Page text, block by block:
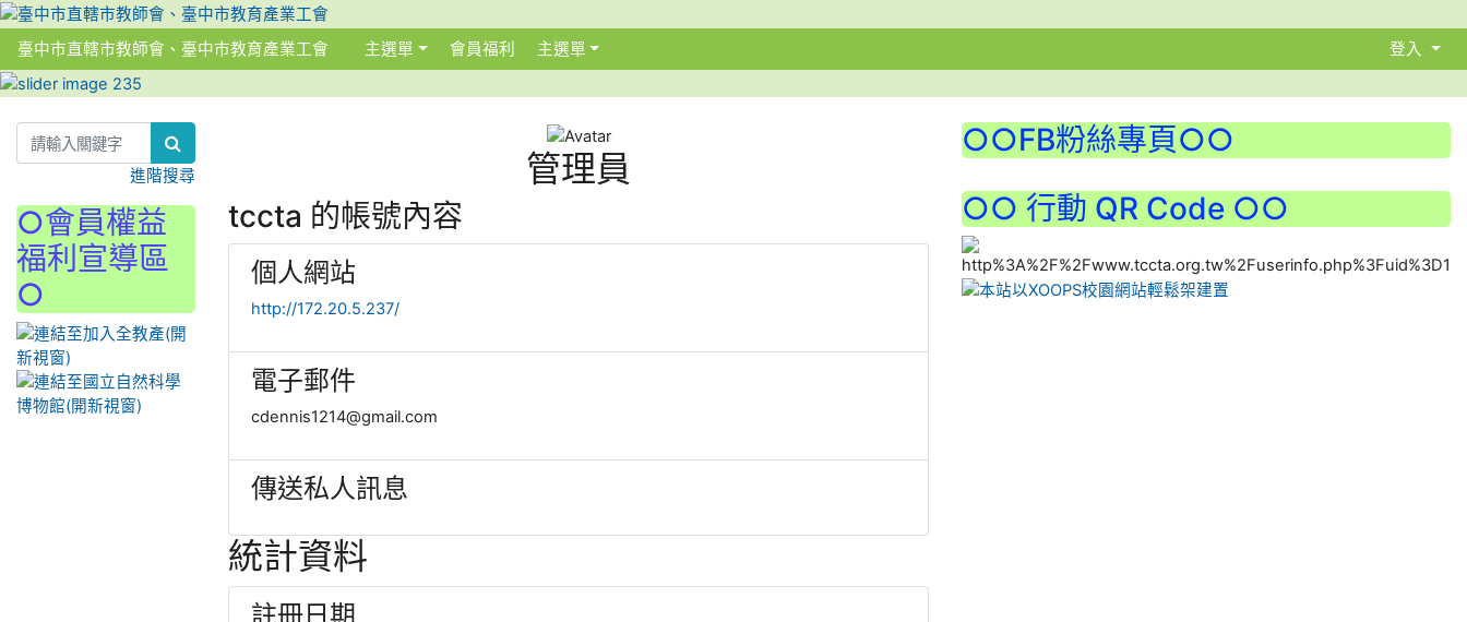
臺中市直轄市教師會、臺中市教育產業工會 主選單 會員福利 主選單 登入
管理員
tccta 的帳號內容
個人網站
http://172.20.5.237/
電子郵件
cdennis1214@gmail.com
傳送私人訊息
統計資料
註冊日期
進階搜尋
○會員權益
福利宣導區
○
○○FB粉絲專頁○○
○○ 行動 QR Code ○○